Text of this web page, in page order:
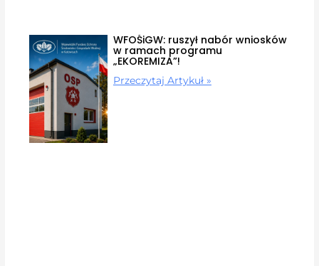
WFOŚiGW: ruszył nabór wniosków
w ramach programu
„EKOREMIZA”!
Przeczytaj Artykuł »